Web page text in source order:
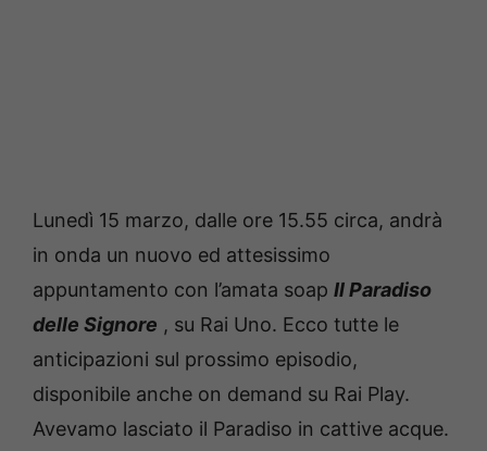
Lunedì 15 marzo, dalle ore 15.55 circa, andrà
in onda un nuovo ed attesissimo
appuntamento con l’amata soap Il Paradiso
delle Signore , su Rai Uno. Ecco tutte le
anticipazioni sul prossimo episodio,
disponibile anche on demand su Rai Play.
Avevamo lasciato il Paradiso in cattive acque.